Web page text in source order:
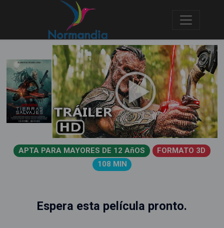
APTA PARA MAYORES DE 12 AñOS
FORMATO 3D
108 MIN
Espera esta película pronto.